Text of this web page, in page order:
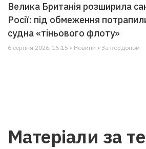
Велика Британія розширила
Росії: під обмеження
судна «тіньового флоту»
6 серпня 2026, 15:15 • Новини • За кордоном
Матеріали за